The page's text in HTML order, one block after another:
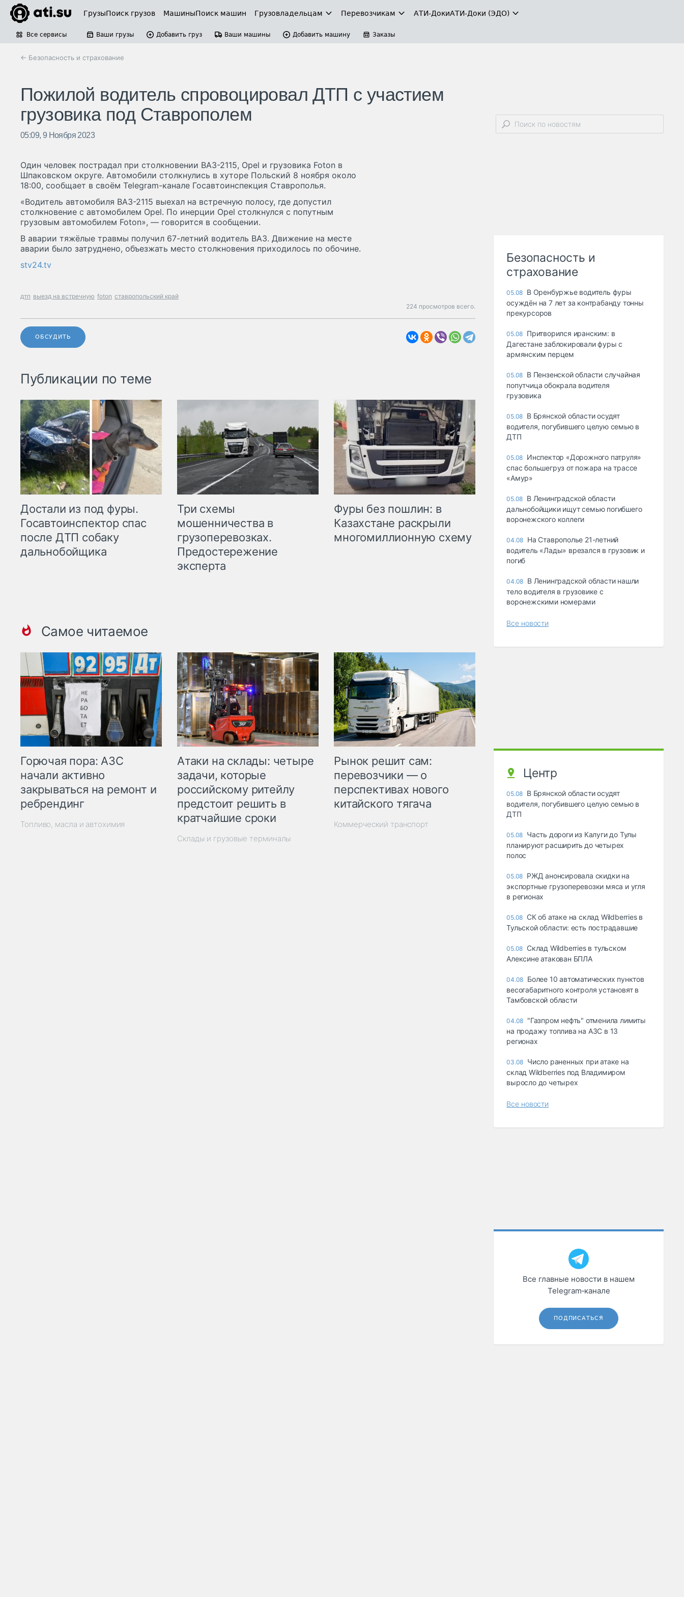
ГрузыПоиск грузов МашиныПоиск машин Грузовладельцам Перевозчикам АТИ-ДокиАТИ-Доки (ЭДО)
Все сервисы Ваши грузы Добавить груз Ваши машины Добавить машину Заказы
← Безопасность и страхование
Пожилой водитель спровоцировал ДТП с участием
грузовика под Ставрополем
05:09, 9 Ноября 2023
Один человек пострадал при столкновении ВАЗ-2115, Opel и грузовика Foton в
Шпаковском округе. Автомобили столкнулись в хуторе Польский 8 ноября около
18:00, сообщает в своём Telegram-канале Госавтоинспекция Ставрополья.
«Водитель автомобиля ВАЗ-2115 выехал на встречную полосу, где допустил
столкновение с автомобилем Opel. По инерции Opel столкнулся с попутным
грузовым автомобилем Foton», — говорится в сообщении.
В аварии тяжёлые травмы получил 67-летний водитель ВАЗ. Движение на месте
аварии было затруднено, объезжать место столкновения приходилось по обочине.
stv24.tv
дтп выезд на встречную foton ставропольский край
224 просмотров всего.
ОБСУДИТЬ
Публикации по теме
Достали из под фуры.
Госавтоинспектор спас
после ДТП собаку
дальнобойщика
Три схемы
мошенничества в
грузоперевозках.
Предостережение
эксперта
Фуры без пошлин: в
Казахстане раскрыли
многомиллионную схему
Самое читаемое
Горючая пора: АЗС
начали активно
закрываться на ремонт и
ребрендинг
Топливо, масла и автохимия
Атаки на склады: четыре
задачи, которые
российскому ритейлу
предстоит решить в
кратчайшие сроки
Склады и грузовые терминалы
Рынок решит сам:
перевозчики — о
перспективах нового
китайского тягача
Коммерческий транспорт
Безопасность и
страхование
05.08 В Оренбуржье водитель фуры
осуждён на 7 лет за контрабанду тонны
прекурсоров
05.08 Притворился иранским: в
Дагестане заблокировали фуры с
армянским перцем
05.08 В Пензенской области случайная
попутчица обокрала водителя
грузовика
05.08 В Брянской области осудят
водителя, погубившего целую семью в
ДТП
05.08 Инспектор «Дорожного патруля»
спас большегруз от пожара на трассе
«Амур»
05.08 В Ленинградской области
дальнобойщики ищут семью погибшего
воронежского коллеги
04.08 На Ставрополье 21-летний
водитель «Лады» врезался в грузовик и
погиб
04.08 В Ленинградской области нашли
тело водителя в грузовике с
воронежскими номерами
Все новости
Центр
05.08 В Брянской области осудят
водителя, погубившего целую семью в
ДТП
05.08 Часть дороги из Калуги до Тулы
планируют расширить до четырех
полос
05.08 РЖД анонсировала скидки на
экспортные грузоперевозки мяса и угля
в регионах
05.08 СК об атаке на склад Wildberries в
Тульской области: есть пострадавшие
05.08 Склад Wildberries в тульском
Алексине атакован БПЛА
04.08 Более 10 автоматических пунктов
весогабаритного контроля установят в
Тамбовской области
04.08 "Газпром нефть" отменила лимиты
на продажу топлива на АЗС в 13
регионах
03.08 Число раненных при атаке на
склад Wildberries под Владимиром
выросло до четырех
Все новости
Все главные новости в нашем
Telegram‑канале
ПОДПИСАТЬСЯ